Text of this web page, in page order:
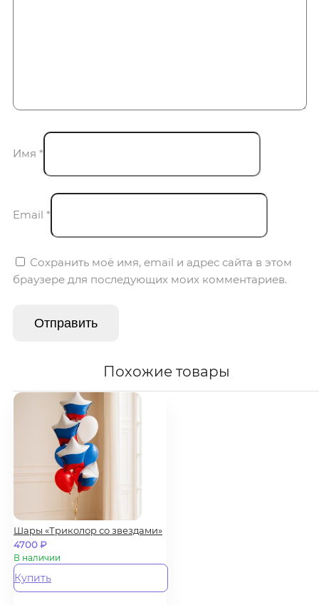
Имя *
Email *
Сохранить моё имя, email и адрес сайта в этом
браузере для последующих моих комментариев.
Похожие товары
Шары «Триколор со звездами»
4700₽
В наличии
Купить